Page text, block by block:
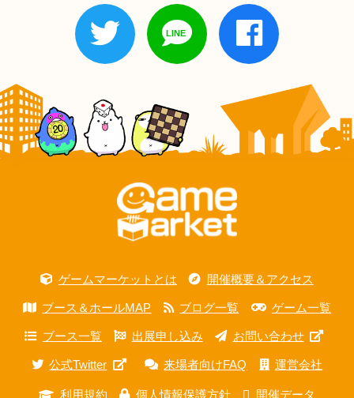
ゲームマーケットとは 開催概要＆アクセス
ブース＆ホールMAP ブログ一覧 ゲーム一覧
ブース一覧 出展申し込み お問い合わせ
公式Twitter 来場者向けFAQ 運営会社
利用規約 個人情報保護方針 開催データ